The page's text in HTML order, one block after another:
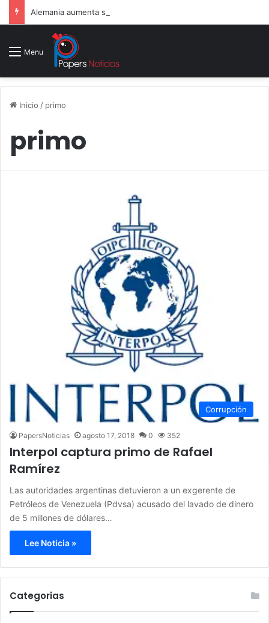
Menu
Inicio / primo
primo
Corrupción
PapersNoticias agosto 17, 2018 0 352
Interpol captura primo de Rafael
Ramírez
Las autoridades argentinas detuvieron a un exgerente de
Petróleos de Venezuela (Pdvsa) acusado del lavado de dinero
de 5 millones de dólares…
Lee Noticia »
Categorias